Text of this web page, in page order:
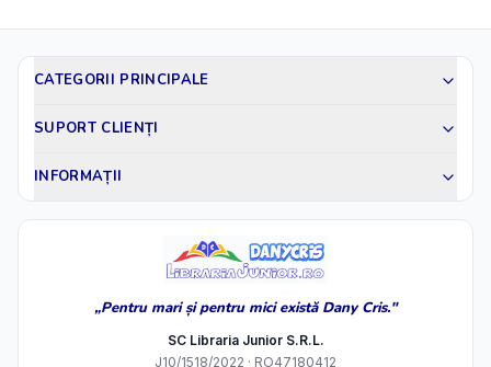
CATEGORII PRINCIPALE
SUPORT CLIENȚI
INFORMAȚII
„Pentru mari și pentru mici există Dany Cris."
SC Libraria Junior S.R.L.
J10/1518/2022 · RO47180412